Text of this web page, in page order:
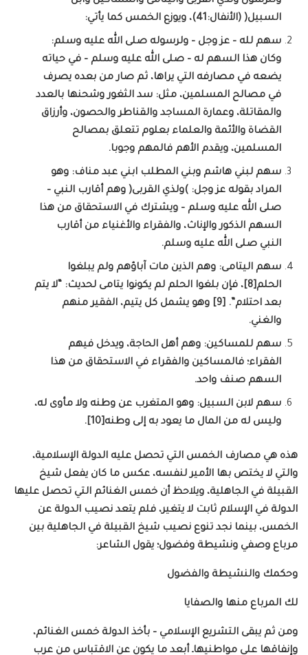
السبيل( (الأنفال:41)، ويوزع الخمس كما يأتي:
سهم لله – عز وجل – ولرسوله صلى الله عليه وسلم:
وكان هذا السهم له – صلى الله عليه وسلم – في حياته
يضعه في مصارفه التي يراها، ثم صار من بعده يصرف
في مصالح المسلمين، مثل: سد الثغور وشحنها بالعدد
والمقاتلة، وعمارة المساجد والقناطر والحصون، وأرزاق
القضاة والأئمة والعلماء بعلوم تتعلق بمصالح
المسلمين، ويقدم الأهم فالمهم وجوبا.
سهم لبني هاشم وبني المطلب ابني عبد مناف: وهو
المراد بقوله عز وجل: )ولذي القربى( وهم أقارب النبي –
صلى الله عليه وسلم – ويشترك في الاستحقاق من هذا
السهم الذكور والإناث، والفقراء والأغنياء من أقارب
النبي صلى الله عليه وسلم.
سهم اليتامى: وهم الذين مات آباؤهم ولم يبلغوا
الحلم[8]، فإن بلغوا الحلم لم يكونوا يتامى لحديث: “لا يتم
بعد احتلام”. [9] وهو يشمل كل يتيم، الفقير منهم
والغني.
سهم للمساكين: وهم أهل الحاجة، ويدخل فيهم
الفقراء؛ فالمساكين والفقراء في الاستحقاق من هذا
السهم صنف واحد.
سهم لابن السبيل: وهو المتغرب عن وطنه ولا مأوى له،
وليس له من المال ما يعود به إلى وطنه[10].
هذه هي مصارف الخمس التي تحصل عليه الدولة الإسلامية،
والتي لا يختص بها الأمير لنفسه، عكس ما كان يفعل شيخ
القبيلة في الجاهلية، ويلاحظ أن خمس الغنائم التي تحصل عليها
الدولة في الإسلام ثابت لا يتغير، فلم يتعد نصيب الدولة عن
الخمس، بينما نجد تنوع نصيب شيخ القبيلة في الجاهلية بين
مرباع وصفي ونشيطة وفضول؛ يقول الشاعر:
وحكمك والنشيطة والفضول
لك المرباع منها والصفايا
ومن ثم يبقى التشريع الإسلامي – بأخذ الدولة خمس الغنائم،
وإنفاقها على مواطنيهاـ أبعد ما يكون عن الاقتباس من عرب